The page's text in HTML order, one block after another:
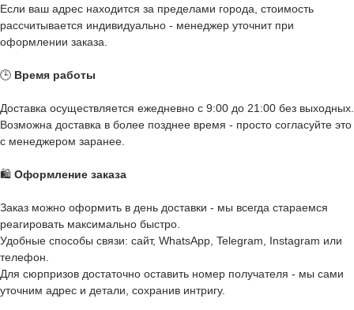
Если ваш адрес находится за пределами города, стоимость
рассчитывается индивидуально - менеджер уточнит при
оформлении заказа.
🕒 Время работы
Доставка осуществляется ежедневно с 9:00 до 21:00 без выходных.
Возможна доставка в более позднее время - просто согласуйте это
с менеджером заранее.
🛍️ Оформление заказа
Заказ можно оформить в день доставки - мы всегда стараемся
реагировать максимально быстро.
Удобные способы связи: сайт, WhatsApp, Telegram, Instagram или
телефон.
Для сюрпризов достаточно оставить номер получателя - мы сами
уточним адрес и детали, сохранив интригу.